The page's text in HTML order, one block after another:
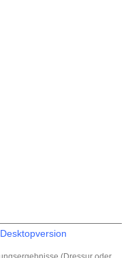
Desktopversion